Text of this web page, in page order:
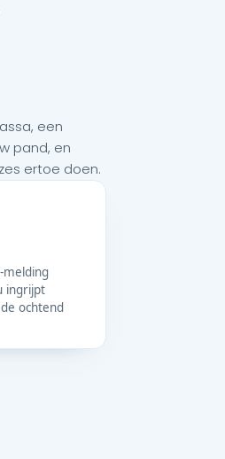
een
pand, en
ertoe doen.
melding
ingrijpt
ochtend